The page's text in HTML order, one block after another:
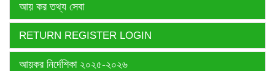
আয় কর তথ্য সেবা
RETURN REGISTER LOGIN
আয়কর নির্দেশিকা ২০২৫-২০২৬